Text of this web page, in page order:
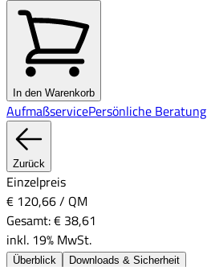
In den Warenkorb
AufmaßservicePersönliche Beratung
Zurück
Einzelpreis
€ 120,66/ QM
Gesamt:€ 38,61
inkl. 19% MwSt.
Überblick
Downloads & Sicherheit